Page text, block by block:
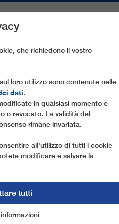
CLIENTI
TRIFUNE
lungo mai realizzato
trifune che si
highlights dell'impianto
2016.
la nuova cabinovia
che richiedono il vostro
loro utilizzo sono contenute nelle
dati.
in qualsiasi momento e
o revocato. La validità del
rimane invariata.
all'utilizzo di tutti i cookie
modificare e salvare la
tutti
di marketing